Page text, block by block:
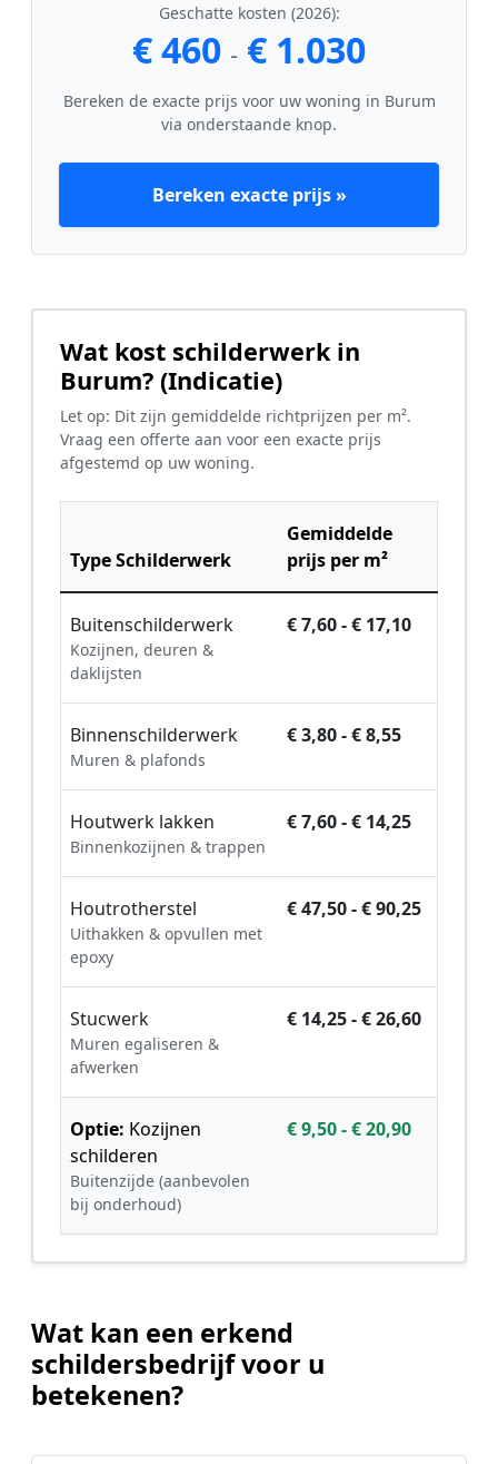
Geschatte kosten (2026):
€ 460 - € 1.030
Bereken de exacte prijs voor uw woning in Burum
via onderstaande knop.
Bereken exacte prijs »
Wat kost schilderwerk in
Burum? (Indicatie)
Let op: Dit zijn gemiddelde richtprijzen per m².
Vraag een offerte aan voor een exacte prijs
afgestemd op uw woning.
Type Schilderwerk
Gemiddelde
prijs per m²
Buitenschilderwerk
Kozijnen, deuren &
daklijsten
€ 7,60 - € 17,10
Binnenschilderwerk
Muren & plafonds
€ 3,80 - € 8,55
Houtwerk lakken
Binnenkozijnen & trappen
€ 7,60 - € 14,25
Houtrotherstel
Uithakken & opvullen met
epoxy
€ 47,50 - € 90,25
Stucwerk
Muren egaliseren &
afwerken
€ 14,25 - € 26,60
Optie: Kozijnen
schilderen
Buitenzijde (aanbevolen
bij onderhoud)
€ 9,50 - € 20,90
Wat kan een erkend
schildersbedrijf voor u
betekenen?